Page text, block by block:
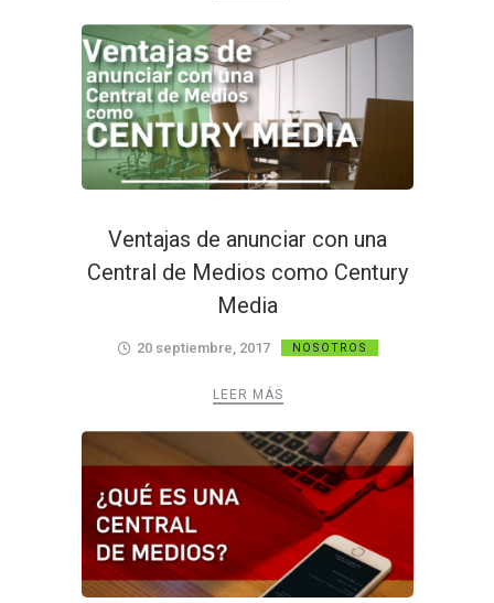
Ventajas de anunciar con una
Central de Medios como Century
Media
20 septiembre, 2017 NOSOTROS
LEER MÁS